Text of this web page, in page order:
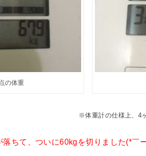
の体重
※体重計の仕様上、4
ちて、ついに60kgを切りました(*￣